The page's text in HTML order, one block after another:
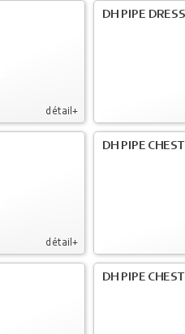
détail+
DH PIPE
détail+
DH PIPE
DH PIPE